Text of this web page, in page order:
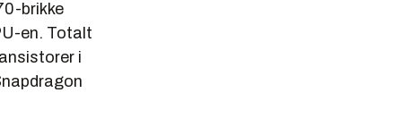
brikke
en. Totalt
i